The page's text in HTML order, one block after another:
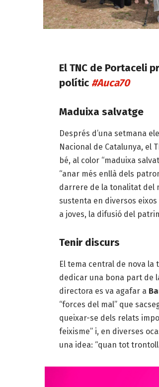
El TNC de Portaceli
polític #Auca70
Maduixa salvatge
Després d’una setmana
Nacional de Catalunya, el
bé, al color “maduixa
“anar més enllà dels
darrere de la tonalitat del
sustenta en diversos
a joves, la difusió del
Tenir discurs
El tema central de nova la
dedicar una bona part de
directora es va agafar a
“forces del mal” que
queixar-se dels relats
feixisme” i, en diverses
una idea: “quan tot